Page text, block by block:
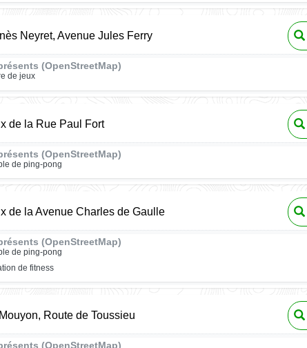
Neyret, Avenue Jules Ferry
(OpenStreetMap)
de jeux
de la Rue Paul Fort
(OpenStreetMap)
de ping-pong
de la Avenue Charles de Gaulle
(OpenStreetMap)
de ping-pong
de fitness
Route de Toussieu
(OpenStreetMap)